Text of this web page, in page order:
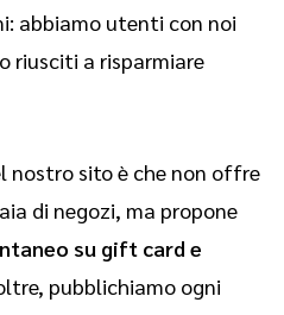
abbiamo utenti con noi
riusciti a risparmiare
nostro sito è che non offre
di negozi, ma propone
su gift card e
pubblichiamo ogni